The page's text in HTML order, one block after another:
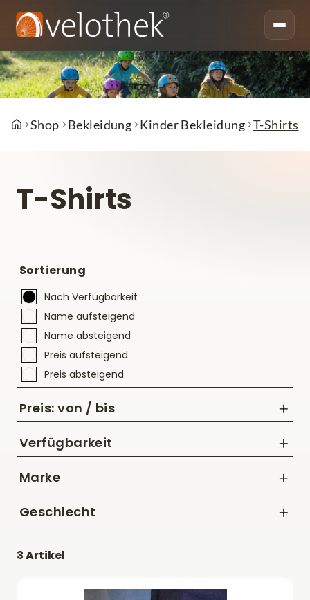
Shop Bekleidung Kinder Bekleidung T-Shirts
T-Shirts
Sortierung
Nach Verfügbarkeit
Name aufsteigend
Name absteigend
Preis aufsteigend
Preis absteigend
Preis: von / bis
Verfügbarkeit
Marke
Radstoff
Geschlecht
3 Artikel